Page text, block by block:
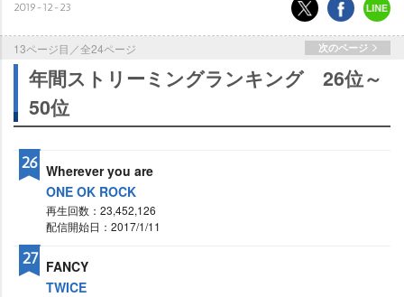
2019-12-23
13ページ目／全24ページ 次のページ
年間ストリーミングランキング 26位～
50位
Wherever you are
ONE OK ROCK
再生回数：23,452,126
配信開始日：2017/1/11
26
FANCY
TWICE
27